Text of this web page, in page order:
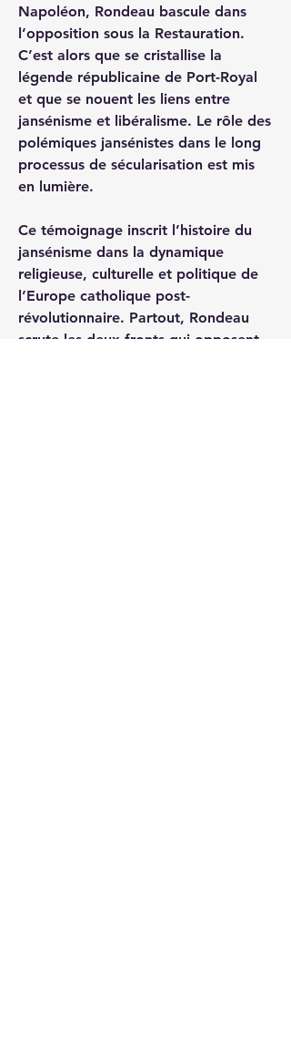
Napoléon, Rondeau bascule dans
l’opposition sous la Restauration.
C’est alors que se cristallise la
légende républicaine de Port-Royal
et que se nouent les liens entre
jansénisme et libéralisme. Le rôle des
polémiques jansénistes dans le long
processus de sécularisation est mis
en lumière.
Ce témoignage inscrit l’histoire du
jansénisme dans la dynamique
religieuse, culturelle et politique de
l’Europe catholique post-
révolutionnaire. Partout, Rondeau
scrute les deux fronts qui opposent